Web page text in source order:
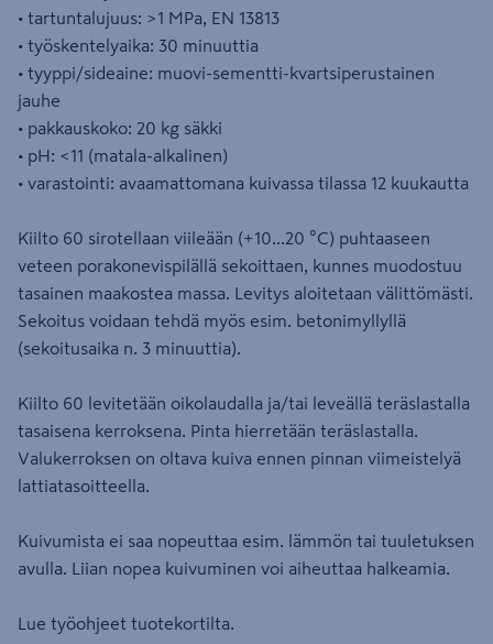
• tartuntalujuus: >1 MPa, EN 13813
• työskentelyaika: 30 minuuttia
• tyyppi/sideaine: muovi-sementti-kvartsiperustainen
jauhe
• pakkauskoko: 20 kg säkki
• pH: <11 (matala-alkalinen)
• varastointi: avaamattomana kuivassa tilassa 12 kuukautta
Kiilto 60 sirotellaan viileään (+10...20 °C) puhtaaseen
veteen porakonevispilällä sekoittaen, kunnes muodostuu
tasainen maakostea massa. Levitys aloitetaan välittömästi.
Sekoitus voidaan tehdä myös esim. betonimyllyllä
(sekoitusaika n. 3 minuuttia).
Kiilto 60 levitetään oikolaudalla ja/tai leveällä teräslastalla
tasaisena kerroksena. Pinta hierretään teräslastalla.
Valukerroksen on oltava kuiva ennen pinnan viimeistelyä
lattiatasoitteella.
Kuivumista ei saa nopeuttaa esim. lämmön tai tuuletuksen
avulla. Liian nopea kuivuminen voi aiheuttaa halkeamia.
Lue työohjeet tuotekortilta.